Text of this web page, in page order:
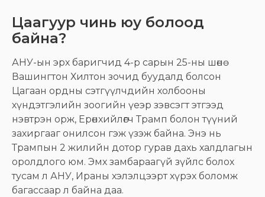
Цаагуур чинь юу болоод
байна?
АНУ-ын эрх баригчид 4-р сарын 25-ны шөнө
Вашингтон Хилтон зочид буудалд болсон
Цагаан ордны сэтгүүлчдийн холбооны
хүндэтгэлийн зоогийн үеэр зэвсэгт этгээд
нэвтрэн орж, Ерөнхийлөгч Трамп болон түүний
захиргааг онилсон гэж үзэж байна. Энэ нь
Трампын 2 жилийн дотор гурав дахь халдлагын
оролдлого юм. Эмх замбараагүй зүйлс болох
тусам л АНУ, Ираны хэлэлцээрт хүрэх боломж
багассаар л байна даа.